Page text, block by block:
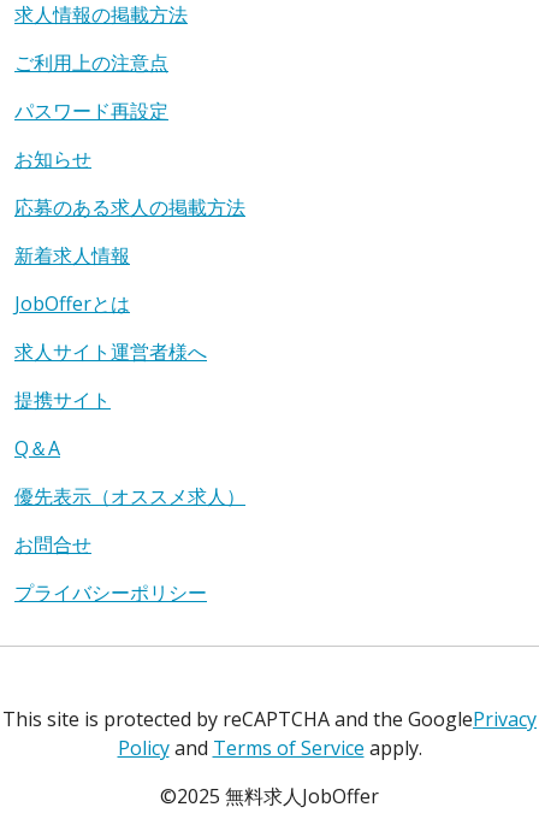
求人情報の掲載方法
ご利用上の注意点
パスワード再設定
お知らせ
応募のある求人の掲載方法
新着求人情報
JobOfferとは
求人サイト運営者様へ
提携サイト
Q＆A
優先表示（オススメ求人）
お問合せ
プライバシーポリシー
This site is protected by reCAPTCHA and the GooglePrivacy
Policyand Terms of Service apply.
©2025 無料求人JobOffer